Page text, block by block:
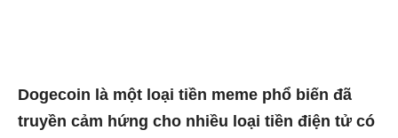
Dogecoin là một loại tiền meme phổ biến đã
truyền cảm hứng cho nhiều loại tiền điện tử có